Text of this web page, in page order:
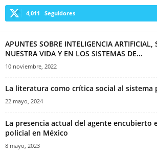
4,011 Seguidores
APUNTES SOBRE INTELIGENCIA ARTIFICIAL,
NUESTRA VIDA Y EN LOS SISTEMAS DE...
10 noviembre, 2022
La literatura como crítica social al sistema
22 mayo, 2024
La presencia actual del agente encubierto
policial en México
8 mayo, 2023